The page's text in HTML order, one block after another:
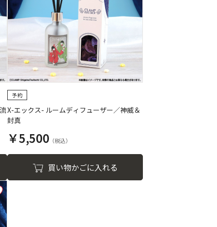
X-エックス- ルームディフューザー／神威＆
封真
￥5,500
買い物かごに入れる